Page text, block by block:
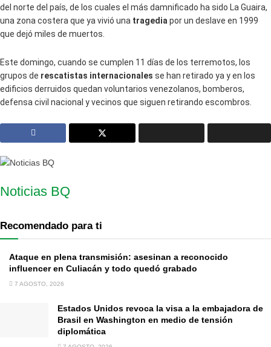
del norte del país, de los cuales el más damnificado ha sido La Guaira,
una zona costera que ya vivió una tragediapor un deslave en 1999
que dejó miles de muertos.
Este domingo, cuando se cumplen 11 días de los terremotos, los
grupos de rescatistas internacionales se han retirado ya y en los
edificios derruidos quedan voluntarios venezolanos, bomberos,
defensa civil nacional y vecinos que siguen retirando escombros.
Noticias BQ
Recomendado para ti
Ataque en plena transmisión: asesinan a reconocido
influencer en Culiacán y todo quedó grabado
7 AGOSTO, 2026
Estados Unidos revoca la visa a la embajadora de
Brasil en Washington en medio de tensión
diplomática